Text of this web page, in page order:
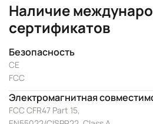
Наличие
сертификатов
Безопасность
CE
FCC
Электромагнитная
FCC CFR47 Part 15,